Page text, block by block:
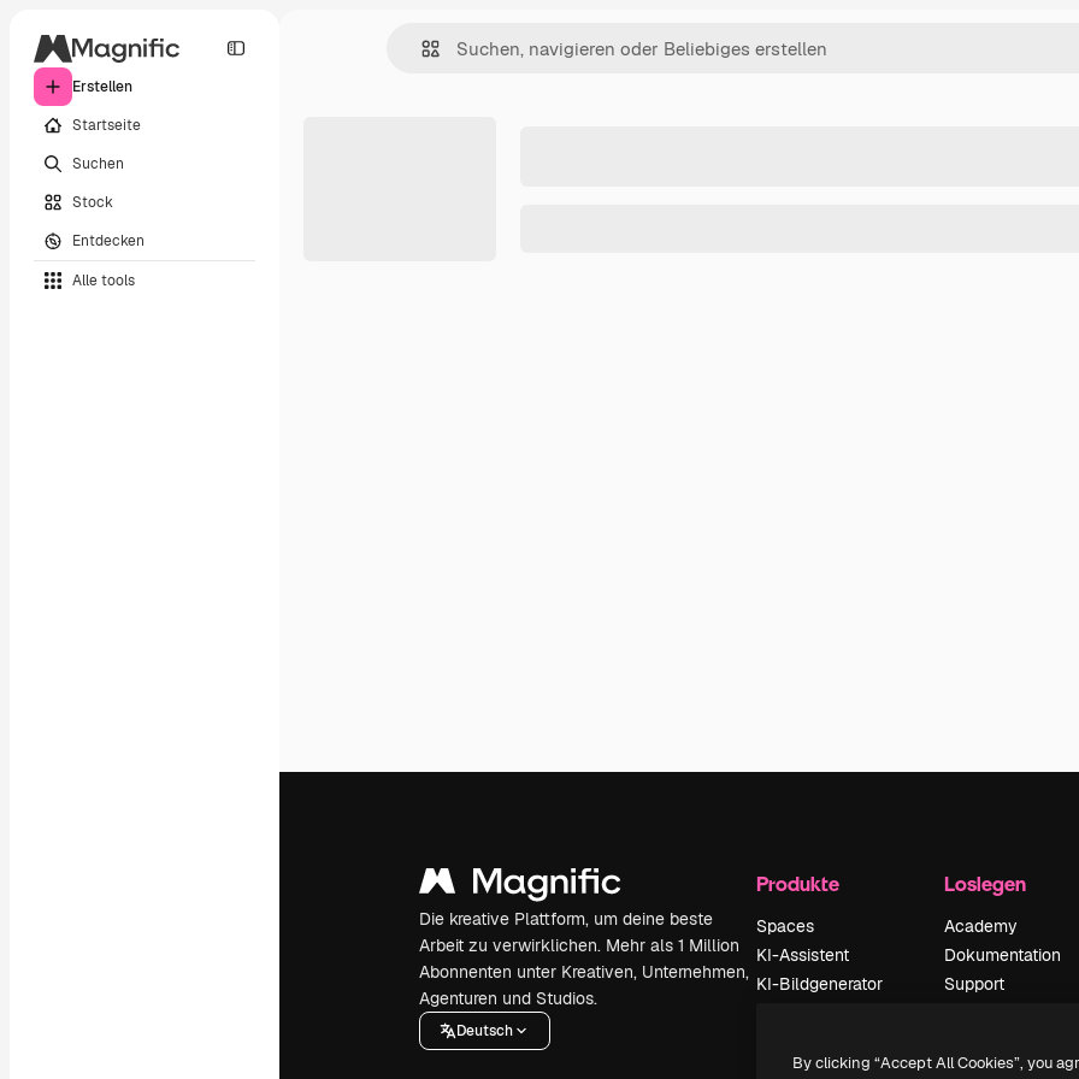
Erstellen
Startseite
Suchen
Stock
Entdecken
Alle tools
Die kreative Plattform, um deine beste
Arbeit zu verwirklichen. Mehr als 1 Million
Abonnenten unter Kreativen, Unternehmen,
Agenturen und Studios.
Deutsch
Produkte
Spaces
KI-Assistent
KI-Bildgenerator
Stimmengenerator
Loslegen
Academy
Dokumentation
Support
Originale Neu
By clicking “Accept All Cookies”, you